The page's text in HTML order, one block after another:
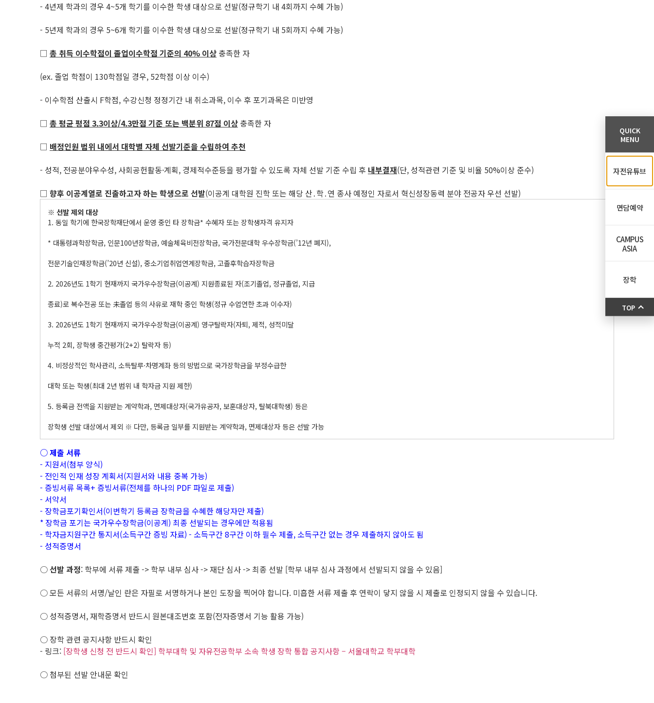
- 4년제 학과의 경우 4~5개 학기를 이수한 학생 대상으로 선발(정규학기 내 4회까지 수혜 가능)
- 5년제 학과의 경우 5~6개 학기를 이수한 학생 대상으로 선발(정규학기 내 5회까지 수혜 가능)
□ 총 취득 이수학점이 졸업이수학점 기준의 40% 이상 충족한 자
(ex. 졸업 학점이 130학점일 경우, 52학점 이상 이수)
- 이수학점 산출시 F학점, 수강신청 정정기간 내 취소과목, 이수 후 포기과목은 미반영
□ 총 평균 평점 3.3이상/4.3만점 기준 또는 백분위 87점 이상 충족한 자
□ 배정인원 범위 내에서 대학별 자체 선발기준을 수립하여 추천
- 성적, 전공분야우수성, 사회공헌활동·계획, 경제적수준등을 평가할 수 있도록 자체 선발 기준 수립 후 내부결재(단, 성적관련 기준 및 비율 50%이상 준수)
□ 향후 이공계열로 진출하고자 하는 학생으로 선발(이공계 대학원 진학 또는 해당 산․학․연 종사 예정인 자로서 혁신성장동력 분야 전공자 우선 선발)
※ 선발 제외 대상
1. 동일 학기에 한국장학재단에서 운영 중인 타 장학금* 수혜자 또는 장학생자격 유지자
* 대통령과학장학금, 인문100년장학금, 예술체육비전장학금, 국가전문대학 우수장학금(’12년 폐지),
전문기술인재장학금(’20년 신설), 중소기업취업연계장학금, 고졸후학습자장학금
2. 2026년도 1학기 현재까지 국가우수장학금(이공계) 지원종료된 자(조기졸업, 정규졸업, 지급
종료)로 복수전공 또는 未졸업 등의 사유로 재학 중인 학생(정규 수업연한 초과 이수자)
3. 2026년도 1학기 현재까지 국가우수장학금(이공계) 영구탈락자(자퇴, 제적, 성적미달
누적 2회, 장학생 중간평가(2+2) 탈락자 등)
4. 비정상적인 학사관리, 소득탈루·차명계좌 등의 방법으로 국가장학금을 부정수급한
대학 또는 학생(최대 2년 범위 내 학자금 지원 제한)
5. 등록금 전액을 지원받는 계약학과, 면제대상자(국가유공자, 보훈대상자, 탈북대학생) 등은
장학생 선발 대상에서 제외 ※ 다만, 등록금 일부를 지원받는 계약학과, 면제대상자 등은 선발 가능
○ 제출 서류
- 지원서(첨부 양식)
- 전인적 인재 성장 계획서(지원서와 내용 중복 가능)
- 증빙서류 목록+ 증빙서류(전체를 하나의 PDF 파일로 제출)
- 서약서
- 장학금포기확인서(이번학기 등록금 장학금을 수혜한 해당자만 제출)
* 장학금 포기는 국가우수장학금(이공계) 최종 선발되는 경우에만 적용됨
- 학자금지원구간 통지서(소득구간 증빙 자료) - 소득구간 8구간 이하 필수 제출, 소득구간 없는 경우 제출하지 않아도 됨
- 성적증명서
○선발 과정: 학부에 서류 제출 -> 학부 내부 심사 -> 재단 심사 -> 최종 선발 [학부 내부 심사 과정에서 선발되지 않을 수 있음]
○ 모든 서류의 서명/날인 란은 자필로 서명하거나 본인 도장을 찍어야 합니다. 미흡한 서류 제출 후 연락이 닿지 않을 시 제출로 인정되지 않을 수 있습니다.
○ 성적증명서, 재학증명서 반드시 원본대조번호 포함(전자증명서 기능 활용 가능)
○ 장학 관련 공지사항 반드시 확인
- 링크: [장학생 신청 전 반드시 확인] 학부대학 및 자유전공학부 소속 학생 장학 통합 공지사항 – 서울대학교 학부대학
○ 첨부된 선발 안내문 확인
QUICK
MENU
자전유튜브
면담예약
CAMPUS
ASIA
장학
TOP